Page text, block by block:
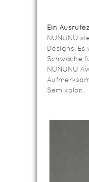
Ein
NUNUNU
Designs.
Schwäche
NUNUNU
Semikolon.